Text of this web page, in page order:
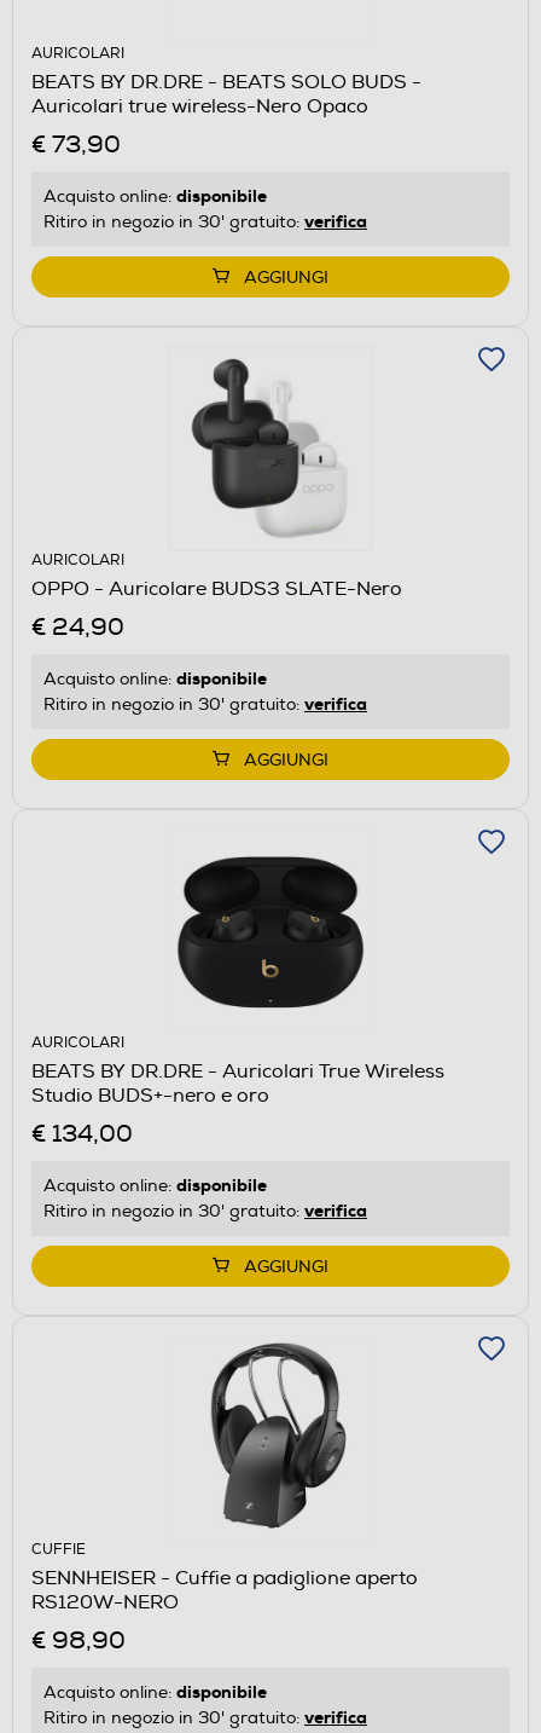
AURICOLARI
BEATS BY DR.DRE - BEATS SOLO BUDS -
Auricolari true wireless-Nero Opaco
€ 73,90
Acquisto online: disponibile
Ritiro in negozio in 30' gratuito: verifica
AGGIUNGI
AURICOLARI
OPPO - Auricolare BUDS3 SLATE-Nero
€ 24,90
Acquisto online: disponibile
Ritiro in negozio in 30' gratuito: verifica
AGGIUNGI
AURICOLARI
BEATS BY DR.DRE - Auricolari True Wireless
Studio BUDS+-nero e oro
€ 134,00
Acquisto online: disponibile
Ritiro in negozio in 30' gratuito: verifica
AGGIUNGI
CUFFIE
SENNHEISER - Cuffie a padiglione aperto
RS120W-NERO
€ 98,90
Acquisto online: disponibile
Ritiro in negozio in 30' gratuito: verifica